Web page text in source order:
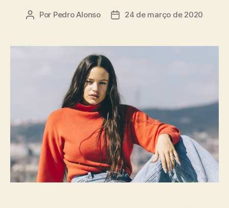
Autor
Por Pedro Alonso
Data24 de março de 2020